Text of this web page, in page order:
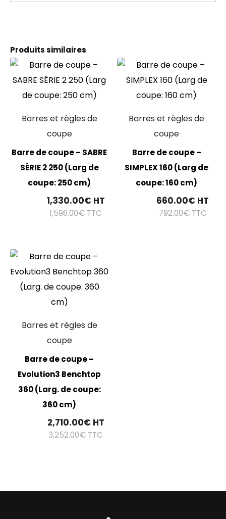
Produits similaires
Barres et règles de
coupe
Barre de coupe – SABRE
SÉRIE 2 250 (Larg de
coupe: 250 cm)
1,330.00€ HT
1,596.00€ TTC
Barres et règles de
coupe
Barre de coupe –
SIMPLEX 160 (Larg de
coupe: 160 cm)
660.00€ HT
792.00€TTC
Barres et règles de
coupe
Barre de coupe –
Evolution3 Benchtop
360 (Larg. de coupe:
360 cm)
2,710.00€ HT
3,252.00€ TTC